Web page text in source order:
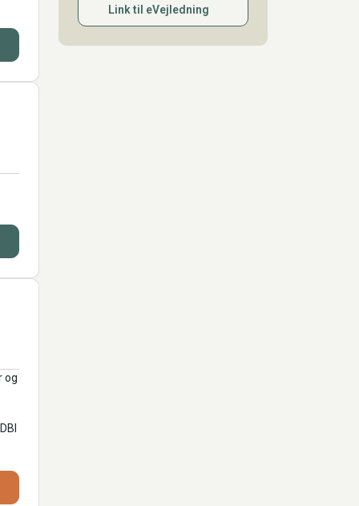
og
Link til eVejledning